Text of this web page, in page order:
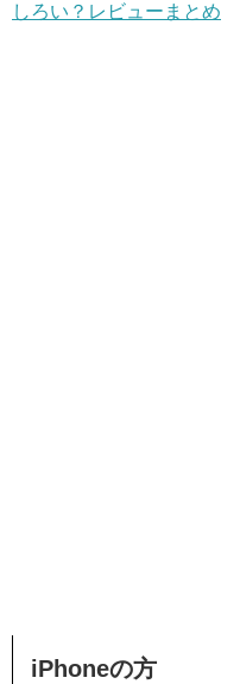
しろい？レビューまとめ
iPhoneの方